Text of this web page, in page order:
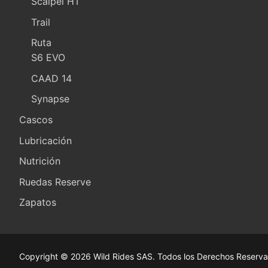
Trail
Ruta
S6 EVO
CAAD 14
Synapse
Cascos
Lubricación
Nutrición
Ruedas Reserve
Zapatos
Copyright © 2026 Wild Rides SAS. Todos los Derechos